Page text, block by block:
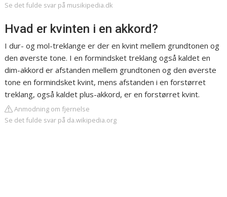
Se det fulde svar på musikipedia.dk
Hvad er kvinten i en akkord?
I dur- og mol-treklange er der en kvint mellem grundtonen og
den øverste tone. I en formindsket treklang også kaldet en
dim-akkord er afstanden mellem grundtonen og den øverste
tone en formindsket kvint, mens afstanden i en forstørret
treklang, også kaldet plus-akkord, er en forstørret kvint.
Anmodning om fjernelse
Se det fulde svar på da.wikipedia.org